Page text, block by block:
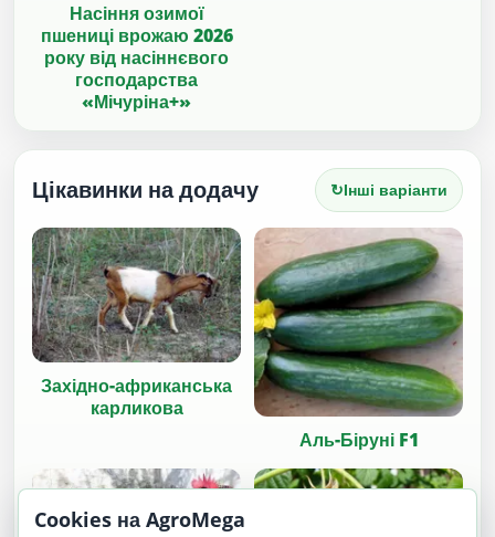
Насіння озимої
пшениці врожаю 2026
року від насіннєвого
господарства
«Мічуріна+»
Цікавинки на додачу ↻Інші варіанти
Західно-африканська
карликова
Аль-Біруні F1
Cookies на AgroMega